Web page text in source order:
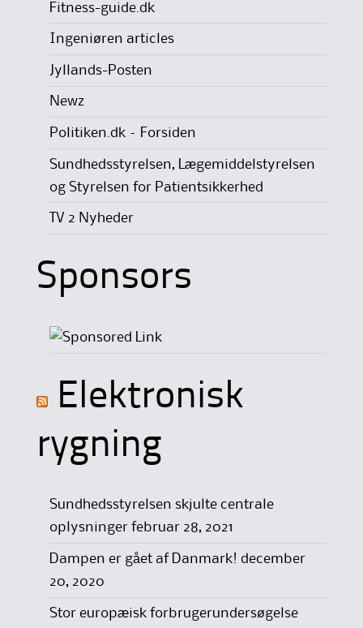
Fitness-guide.dk
Ingeniøren articles
Jyllands-Posten
Newz
Politiken.dk – Forsiden
Sundhedsstyrelsen, Lægemiddelstyrelsen
og Styrelsen for Patientsikkerhed
TV 2 Nyheder
Sponsors
Elektronisk
rygning
Sundhedsstyrelsen skjulte centrale
oplysninger februar 28, 2021
Dampen er gået af Danmark! december
20, 2020
Stor europæisk forbrugerundersøgelse